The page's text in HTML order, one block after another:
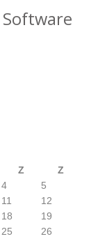
Software
Z
Z
4
5
11
12
18
19
25
26